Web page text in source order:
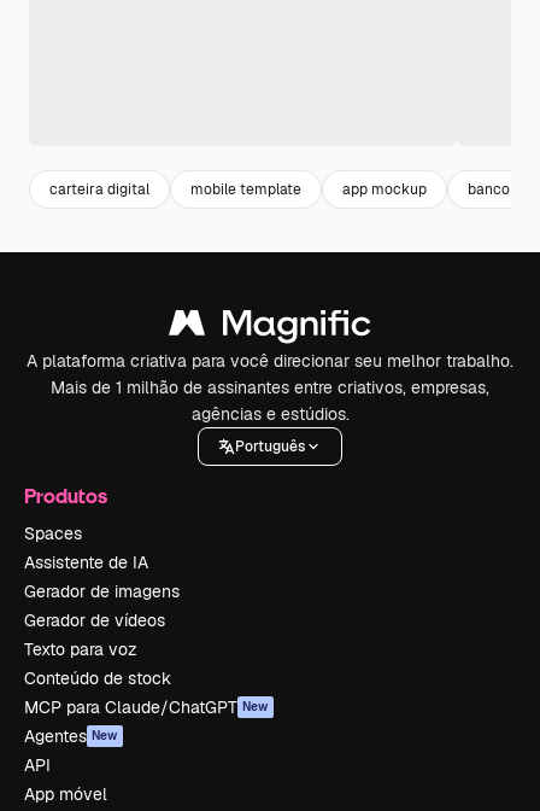
carteira digital mobile template app mockup banco
A plataforma criativa para você direcionar seu melhor trabalho.
Mais de 1 milhão de assinantes entre criativos, empresas,
agências e estúdios.
Português
Produtos
Spaces
Assistente de IA
Gerador de imagens
Gerador de vídeos
Texto para voz
Conteúdo de stock
MCP para Claude/ChatGPT New
Agentes New
API
App móvel